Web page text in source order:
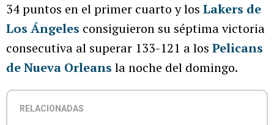
34 puntos en el primer cuarto y los Lakers de
Los Ángeles consiguieron su séptima victoria
consecutiva al superar 133-121 a los Pelicans
de Nueva Orleans la noche del domingo.
RELACIONADAS